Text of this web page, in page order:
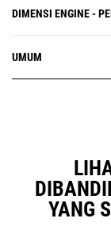
DIMENSI ENGINE -
UMUM
YANG